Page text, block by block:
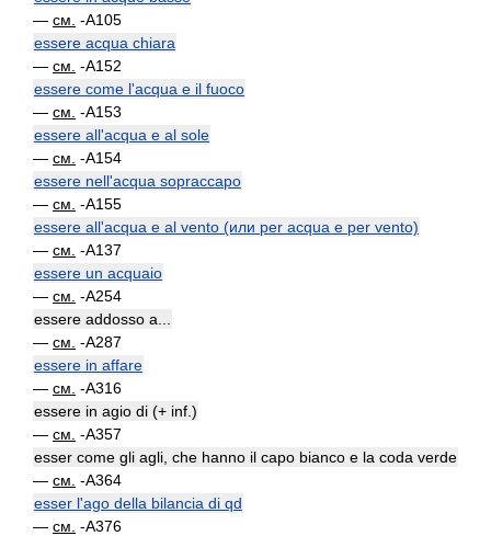
— см. -A105
essere acqua chiara
— см. -A152
essere come l'acqua e il fuoco
— см. -A153
essere all'acqua e al sole
— см. -A154
essere nell'acqua sopraccapo
— см. -A155
essere all'acqua e al vento (или per acqua e per vento)
— см. -A137
essere un acquaio
— см. -A254
essere addosso a...
— см. -A287
essere in affare
— см. -A316
essere in agio di (+ inf.)
— см. -A357
esser come gli agli, che hanno il capo bianco e la coda verde
— см. -A364
esser l'ago della bilancia di qd
— см. -A376